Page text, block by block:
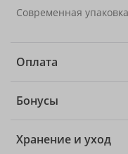
Современная упаковка
Оплата
Бонусы
Хранение и уход